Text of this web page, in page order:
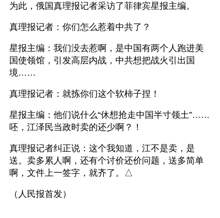
为此，俄国真理报记者采访了菲律宾星报主编。
真理报记者：你们怎么惹着中共了？
星报主编：我们没去惹啊，是中国有两个人跑进美
国使领馆，引发高层内战，中共想把战火引出国
境……
真理报记者：就拣你们这个软柿子捏！
星报主编：他们说什么“休想抢走中国半寸领土”……
呸，江泽民当政时卖的还少啊？！
真理报记者纠正说：这个我知道，江不是卖，是
送。卖多累人啊，还有个讨价还价问题，送多简单
啊，文件上一签字，就齐了。△